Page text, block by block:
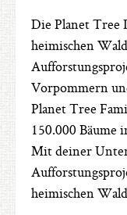
Die Planet Tree
heimischen
Vorpommern
Planet Tree
150.000 Bäume
Mit deiner
heimischen